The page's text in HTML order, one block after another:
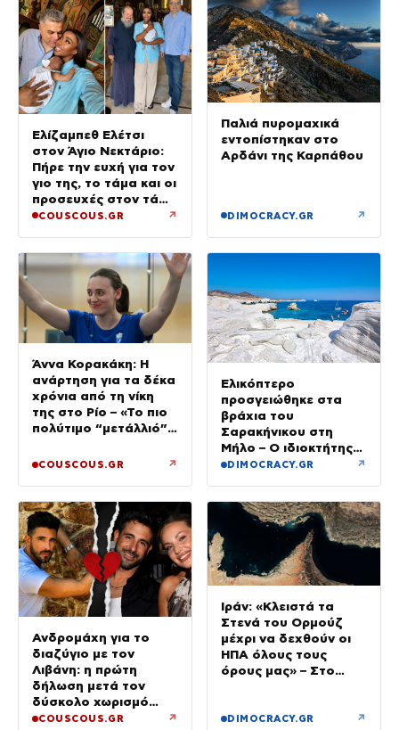
Ελίζαμπεθ Ελέτσι
στον Άγιο Νεκτάριο:
Πήρε την ευχή για τον
γιο της, το τάμα και οι
προσευχές στον τάφο
του Αγίου
COUSCOUS.GR ↗
Παλιά πυρομαχικά
εντοπίστηκαν στο
Αρδάνι της Καρπάθου
DIMOCRACY.GR ↗
Άννα Κορακάκη: Η
ανάρτηση για τα δέκα
χρόνια από τη νίκη
της στο Ρίο – «Το πιο
πολύτιμο “μετάλλιό”
COUSCOUS.GR ↗
Ελικόπτερο
προσγειώθηκε στα
βράχια του
Σαρακήνικου στη
Μήλο – Ο ιδιοκτήτης
κατέβηκε για μπάνιο
DIMOCRACY.GR ↗
Ανδρομάχη για το
διαζύγιο με τον
Λιβάνη: η πρώτη
δήλωση μετά τον
δύσκολο χωρισμό
«Όποιος έχει…»
COUSCOUS.GR ↗
Ιράν: «Κλειστά τα
Στενά του Ορμούζ
μέχρι να δεχθούν οι
ΗΠΑ όλους τους
όρους μας» – Στο
DIMOCRACY.GR ↗